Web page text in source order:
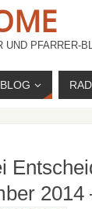
UND PFARRER-